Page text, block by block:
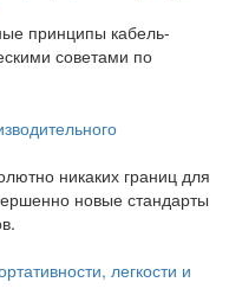
принципы кабель-
советами по
никаких границ для
новые стандарты
легкости и